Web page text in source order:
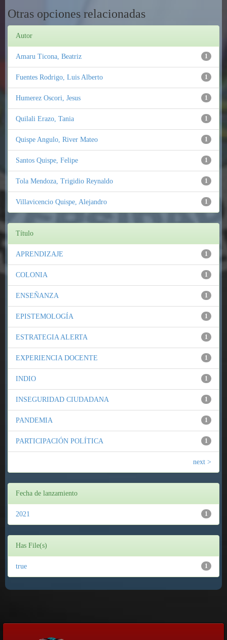
Otras opciones relacionadas
Autor
1
Amaru Ticona, Beatriz
1
Fuentes Rodrigo, Luis Alberto
1
Humerez Oscori, Jesus
1
Quilali Erazo, Tania
1
Quispe Angulo, River Mateo
1
Santos Quispe, Felipe
1
Tola Mendoza, Trigidio Reynaldo
1
Villavicencio Quispe, Alejandro
Título
1
APRENDIZAJE
1
COLONIA
1
ENSEÑANZA
1
EPISTEMOLOGÍA
1
ESTRATEGIA ALERTA
1
EXPERIENCIA DOCENTE
1
INDIO
1
INSEGURIDAD CIUDADANA
1
PANDEMIA
1
PARTICIPACIÓN POLÍTICA
next >
Fecha de lanzamiento
1
2021
Has File(s)
1
true